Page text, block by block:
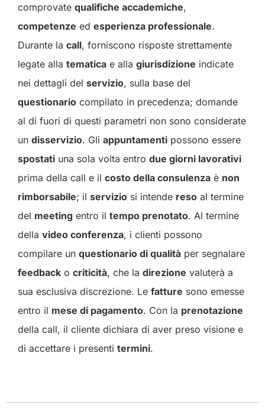
comprovate qualifiche accademiche,
competenze ed esperienza professionale.
Durante la call, forniscono risposte strettamente
legate alla tematica e alla giurisdizione indicate
nei dettagli del servizio, sulla base del
questionario compilato in precedenza; domande
al di fuori di questi parametri non sono considerate
un disservizio. Gli appuntamenti possono essere
spostati una sola volta entro due giorni lavorativi
prima della call e il costo della consulenza è non
rimborsabile; il servizio si intende reso al termine
del meeting entro il tempo prenotato. Al termine
della video conferenza, i clienti possono
compilare un questionario di qualità per segnalare
feedback o criticità, che la direzione valuterà a
sua esclusiva discrezione. Le fatture sono emesse
entro il mese di pagamento. Con la prenotazione
della call, il cliente dichiara di aver preso visione e
di accettare i presenti termini.